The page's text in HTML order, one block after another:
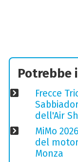
Potrebbe
Frecce
dell'Air
MiMo
del
Monza